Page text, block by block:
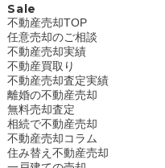
Sale
不動産売却TOP
任意売却のご相談
不動産売却実績
不動産買取り
不動産売却査定実績
離婚の不動産売却
無料売却査定
相続で不動産売却
不動産売却コラム
住み替え不動産売却